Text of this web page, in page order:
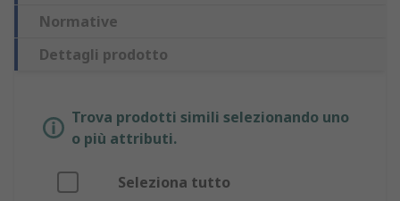
Normative
Dettagli prodotto
Trova prodotti simili selezionando uno
o più attributi.
Seleziona tutto